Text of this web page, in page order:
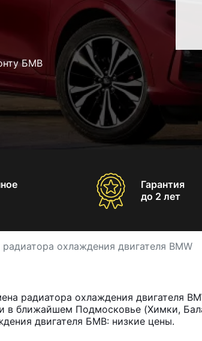
БМВ
Гарантия
до 2 лет
охлаждения двигателя BMW
радиатора охлаждения двигателя
в ближайшем Подмосковье (Химки,
двигателя БМВ: низкие цены.